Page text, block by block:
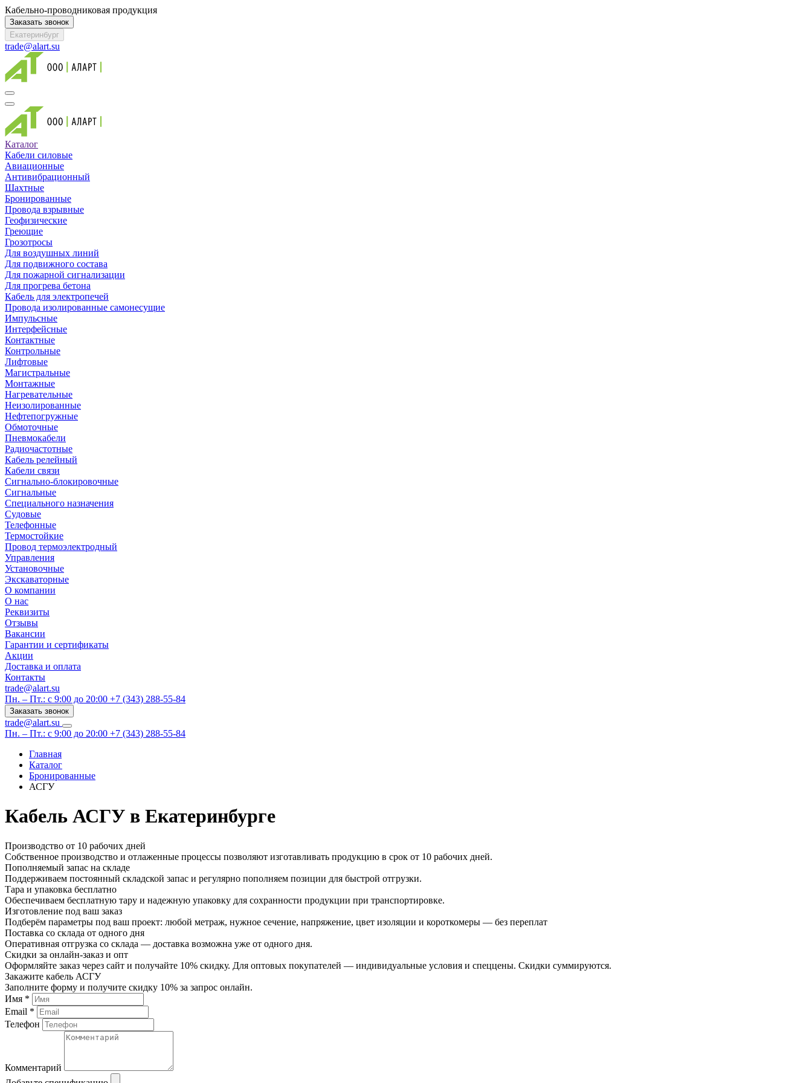
Кабельно-проводниковая продукция
Заказать звонок
Екатеринбург
trade@alart.su
Каталог
Кабели силовые
Авиационные
Антивибрационный
Шахтные
Бронированные
Провода взрывные
Геофизические
Греющие
Грозотросы
Для воздушных линий
Для подвижного состава
Для пожарной сигнализации
Для прогрева бетона
Кабель для электропечей
Провода изолированные самонесущие
Импульсные
Интерфейсные
Контактные
Контрольные
Лифтовые
Магистральные
Монтажные
Нагревательные
Неизолированные
Нефтепогружные
Обмоточные
Пневмокабели
Радиочастотные
Кабель релейный
Кабели связи
Сигнально-блокировочные
Сигнальные
Специального назначения
Судовые
Телефонные
Термостойкие
Провод термоэлектродный
Управления
Установочные
Экскаваторные
О компании
О нас
Реквизиты
Отзывы
Вакансии
Гарантии и сертификаты
Акции
Доставка и оплата
Контакты
trade@alart.su
Пн. – Пт.: с 9:00 до 20:00 +7 (343) 288-55-84
Заказать звонок
trade@alart.su
Пн. – Пт.: с 9:00 до 20:00 +7 (343) 288-55-84
Главная
Каталог
Бронированные
АСГУ
Кабель АСГУ в Екатеринбурге
Производство от 10 рабочих дней
Собственное производство и отлаженные процессы позволяют изготавливать продукцию в срок от 10 рабочих дней.
Пополняемый запас на складе
Поддерживаем постоянный складской запас и регулярно пополняем позиции для быстрой отгрузки.
Тара и упаковка бесплатно
Обеспечиваем бесплатную тару и надежную упаковку для сохранности продукции при транспортировке.
Изготовление под ваш заказ
Подберём параметры под ваш проект: любой метраж, нужное сечение, напряжение, цвет изоляции и короткомеры — без переплат
Поставка со склада от одного дня
Оперативная отгрузка со склада — доставка возможна уже от одного дня.
Скидки за онлайн-заказ и опт
Оформляйте заказ через сайт и получайте 10% скидку. Для оптовых покупателей — индивидуальные условия и спеццены. Скидки суммируются.
Закажите кабель АСГУ
Заполните форму и получите скидку 10% за запрос онлайн.
Имя *
Email *
Телефон
Комментарий